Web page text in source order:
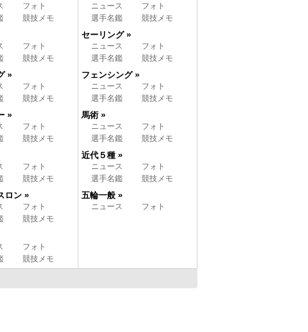
フォト
競技メモ
フォト
競技メモ
»
フォト
競技メモ
»
フォト
競技メモ
フォト
競技メモ
ロン »
フォト
競技メモ
フォト
競技メモ
ニュース
フォト
選手名鑑
競技メモ
セーリング »
ニュース
フォト
選手名鑑
競技メモ
フェンシング »
ニュース
フォト
選手名鑑
競技メモ
馬術 »
ニュース
フォト
選手名鑑
競技メモ
近代５種 »
ニュース
フォト
選手名鑑
競技メモ
五輪一般 »
ニュース フォト